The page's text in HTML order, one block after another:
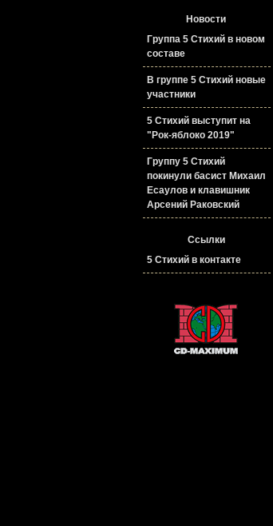
Новости
Группа 5 Стихий в новом
составе
В группе 5 Стихий новые
участники
5 Стихий выступит на
"Рок-яблоко 2019"
Группу 5 Стихий
покинули басист Михаил
Есаулов и клавишник
Арсений Раковский
Ссылки
5 Стихий в контакте